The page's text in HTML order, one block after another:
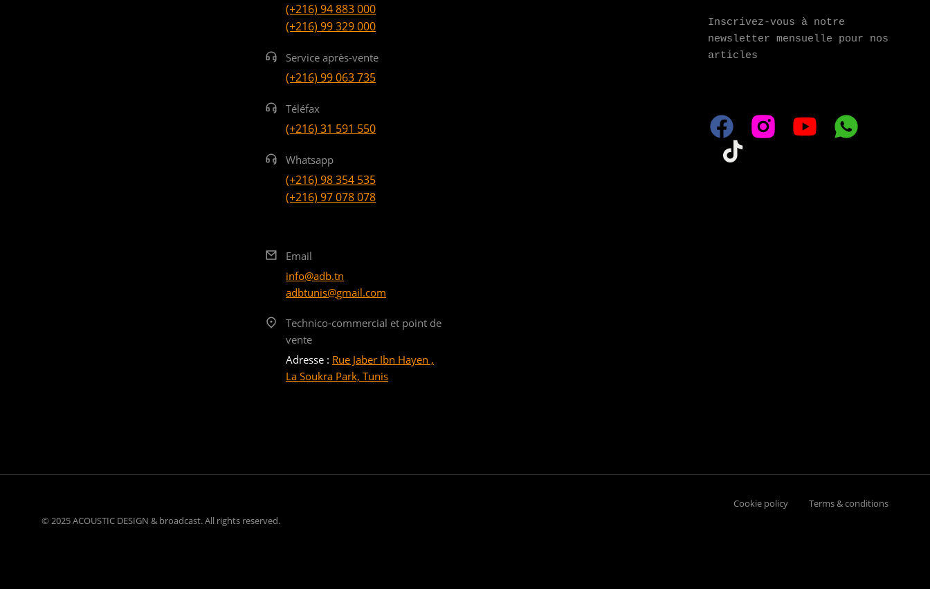
(+216) 94 883 000
(+216) 99 329 000
Service après-vente
(+216) 99 063 735
Téléfax
(+216) 31 591 550
Whatsapp
(+216) 98 354 535
(+216) 97 078 078
Email
info@adb.tn
adbtunis@gmail.com
Technico-commercial et point de
vente
Adresse : Rue Jaber Ibn Hayen ,
La Soukra Park, Tunis
Inscrivez-vous à notre
newsletter mensuelle pour nos
articles
© 2025 ACOUSTIC DESIGN & broadcast. All rights reserved.
Cookie policy Terms & conditions